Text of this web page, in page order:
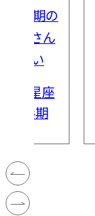
下半期の
ウジさん
星占い
12星座
下半期